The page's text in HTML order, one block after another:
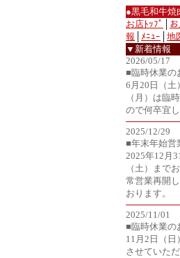
●黒毛和牛
お店ﾄｯﾌﾟ
報
ﾒﾆｭｰ
地
▼新着情報
2026/05/17
■臨時休業の
6月20日（土
（月）は臨
ので何卒宜
2025/12/29
■年末年始営
2025年12月
（土）まで
常営業再開
おります。
2025/11/01
■臨時休業の
11月2日（日
させていた